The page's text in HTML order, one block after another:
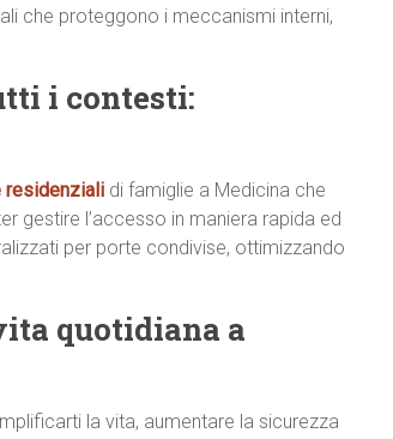
che proteggono i meccanismi interni,
i contesti:
residenziali di famiglie a Medicina che
gestire l’accesso in maniera rapida ed
per porte condivise, ottimizzando
quotidiana a
la vita, aumentare la sicurezza